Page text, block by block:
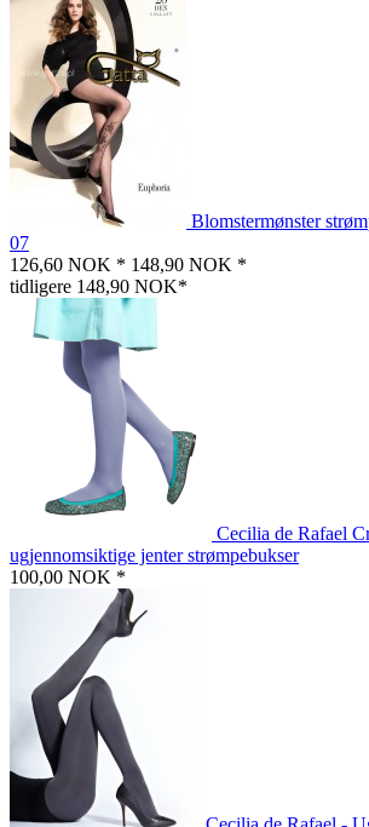
Blomstermønster
07
126,60 NOK * 148,90 NOK *
tidligere 148,90 NOK*
Cecilia de Rafael
ugjennomsiktige jenter strømpebukser
100,00 NOK *